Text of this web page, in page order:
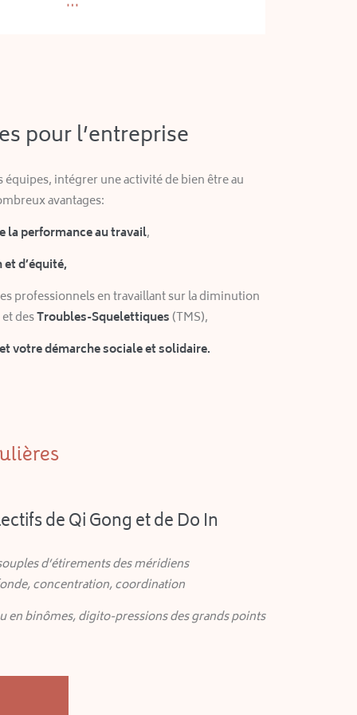
pour l’entreprise
intégrer une activité de bien être au
avantages:
la performance au travail,
d’équité,
professionnels en travaillant sur la diminution
desTroubles-Squelettiques(TMS),
votredémarche sociale et solidaire.
de Qi Gong et de Do In
d’étirements des méridiens
concentration, coordination
en binômes, digito-pressions des grands points